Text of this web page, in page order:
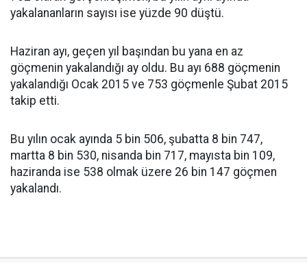
yakalananların sayısı ise yüzde 90 düştü.
Haziran ayı, geçen yıl başından bu yana en az
göçmenin yakalandığı ay oldu. Bu ayı 688 göçmenin
yakalandığı Ocak 2015 ve 753 göçmenle Şubat 2015
takip etti.
Bu yılın ocak ayında 5 bin 506, şubatta 8 bin 747,
martta 8 bin 530, nisanda bin 717, mayısta bin 109,
haziranda ise 538 olmak üzere 26 bin 147 göçmen
yakalandı.